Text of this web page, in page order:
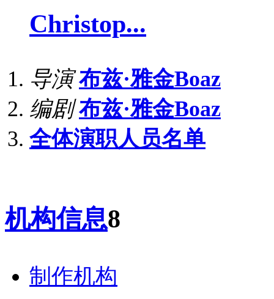
Christop...
导演 布兹·雅金Boaz
编剧 布兹·雅金Boaz
全体演职人员名单
机构信息8
制作机构